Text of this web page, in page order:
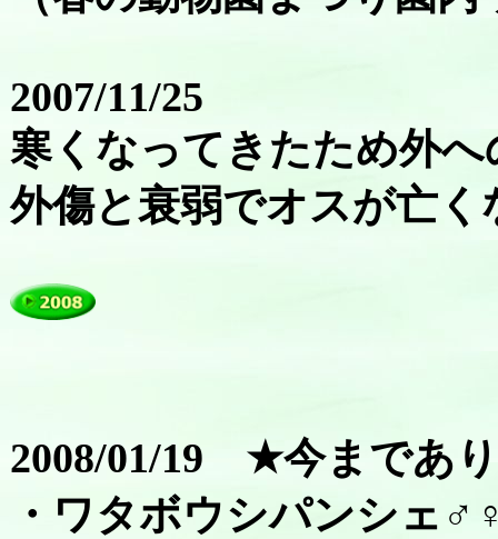
2007/11/25
寒くなってきたため外
外傷と衰弱でオスが亡く
2008/01/19 ★今まであ
・ワタボウシパンシェ